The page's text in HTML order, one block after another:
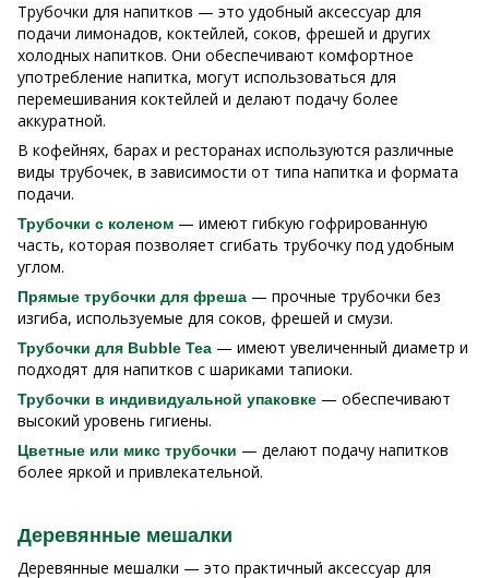
Трубочки для напитков — это удобный аксессуар для
подачи лимонадов, коктейлей, соков, фрешей и других
холодных напитков. Они обеспечивают комфортное
употребление напитка, могут использоваться для
перемешивания коктейлей и делают подачу более
аккуратной.
В кофейнях, барах и ресторанах используются различные
виды трубочек, в зависимости от типа напитка и формата
подачи.
Трубочки с коленом — имеют гибкую гофрированную
часть, которая позволяет сгибать трубочку под удобным
углом.
Прямые трубочки для фреша — прочные трубочки без
изгиба, используемые для соков, фрешей и смузи.
Трубочки для Bubble Tea — имеют увеличенный диаметр и
подходят для напитков с шариками тапиоки.
Трубочки в индивидуальной упаковке — обеспечивают
высокий уровень гигиены.
Цветные или микс трубочки — делают подачу напитков
более яркой и привлекательной.
Деревянные мешалки
Деревянные мешалки — это практичный аксессуар для